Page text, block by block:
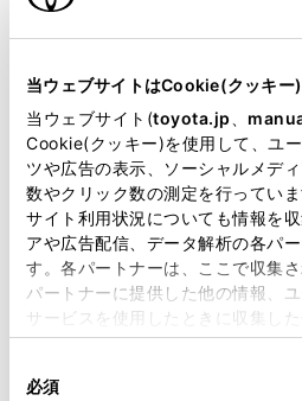
当ウェブサイトはCookie(クッキー)
当ウェブサイト(toyota.jp
Cookie(クッキー)を使用して、ユ
ツや広告の表示、ソーシャルメデ
数やクリック数の測定を行ってい
サイト利用状況についても情報を
アや広告配信、データ解析の各パ
す。各パートナーは、ここで収集
パートナーに提供した他の情報、
サービスを使用したときに収集し
使用することがあります。当ウェ
必須
ホイールベース ※1
2600mm
トレッド前／後
1480/1440mm
室内長×室内幅× 室内高
1925 ×1440 ×1165mm
車両重量
1310kg